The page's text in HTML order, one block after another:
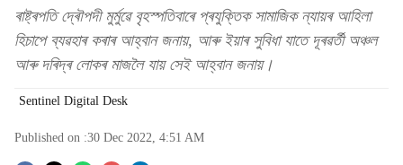
ৰাষ্ট্ৰপতি দ্ৰৌপদী মুৰ্মুৱে বৃহস্পতিবাৰে প্ৰযুক্তিক সামাজিক ন্যায়ৰ আহিলা
হিচাপে ব্যৱহাৰ কৰাৰ আহ্বান জনায়, আৰু ইয়াৰ সুবিধা যাতে দূৰৱৰ্তী অঞ্চল
আৰু দৰিদ্ৰ লোকৰ মাজলৈ যায় সেই আহ্বান জনায়।
Sentinel Digital Desk
Published on :30 Dec 2022, 4:51 AM